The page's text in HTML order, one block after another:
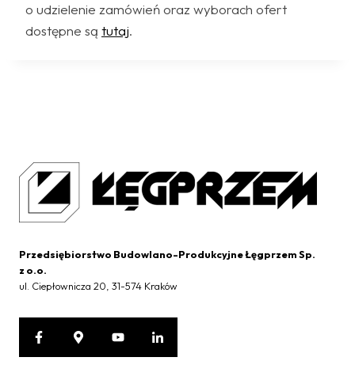
o udzielenie zamówień oraz wyborach ofert
dostępne są tutaj.
Przedsiębiorstwo Budowlano-Produkcyjne Łęgprzem Sp.
z o.o.
ul. Ciepłownicza 20, 31-574 Kraków